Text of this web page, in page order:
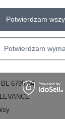
BL-6795.84
Potwierdzam
Potwierdzam